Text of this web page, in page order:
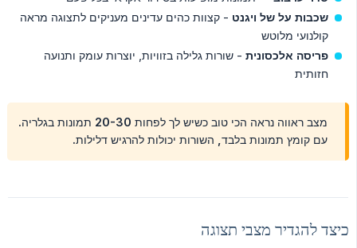
שכבות על של ויגנט - קצוות כהים עדינים מעניקים לתצוגה מראה
קולנועי מלוטש
פריסה אלכסונית - שורות גלילה בזוויות, יוצרות עומק ותנועה
חזותית
מצב ראווה נראה הכי טוב כשיש לך לפחות 20-30 תמונות בגלריה.
עם קומץ תמונות בלבד, השורות יכולות להרגיש דלילות.
כיצד להגדיר מצבי תצוגה